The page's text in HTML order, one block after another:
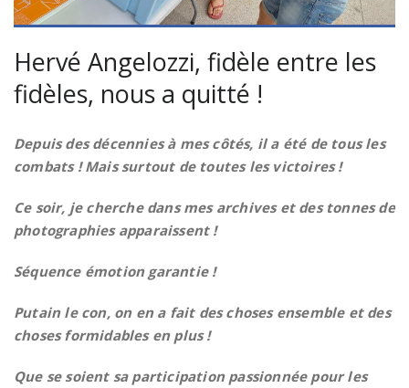
Hervé Angelozzi, fidèle entre les
fidèles, nous a quitté !
Depuis des décennies à mes côtés, il a été de tous les
combats ! Mais surtout de toutes les victoires !
Ce soir, je cherche dans mes archives et des tonnes de
photographies apparaissent !
Séquence émotion garantie !
Putain le con, on en a fait des choses ensemble et des
choses formidables en plus !
Que se soient sa participation passionnée pour les